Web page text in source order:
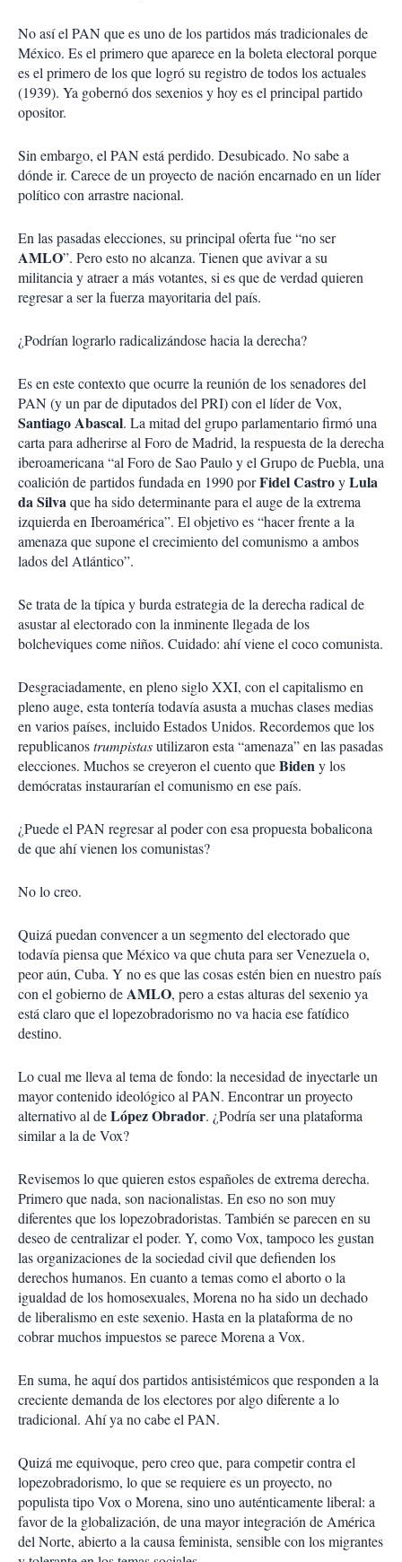
No así el PAN que es uno de los partidos más tradicionales de
México. Es el primero que aparece en la boleta electoral porque
es el primero de los que logró su registro de todos los actuales
(1939). Ya gobernó dos sexenios y hoy es el principal partido
opositor.
Sin embargo, el PAN está perdido. Desubicado. No sabe a
dónde ir. Carece de un proyecto de nación encarnado en un líder
político con arrastre nacional.
En las pasadas elecciones, su principal oferta fue “no ser
AMLO”. Pero esto no alcanza. Tienen que avivar a su
militancia y atraer a más votantes, si es que de verdad quieren
regresar a ser la fuerza mayoritaria del país.
¿Podrían lograrlo radicalizándose hacia la derecha?
Es en este contexto que ocurre la reunión de los senadores del
PAN (y un par de diputados del PRI) con el líder de Vox,
Santiago Abascal. La mitad del grupo parlamentario firmó una
carta para adherirse al Foro de Madrid, la respuesta de la derecha
iberoamericana “al Foro de Sao Paulo y el Grupo de Puebla, una
coalición de partidos fundada en 1990 porFidel CastroyLula
da Silvaque ha sido determinante para el auge de la extrema
izquierda en Iberoamérica”. El objetivo es “hacer frente a la
amenaza que supone el crecimiento del comunismo a ambos
lados del Atlántico”.
Se trata de la típica y burda estrategia de la derecha radical de
asustar al electorado con la inminente llegada de los
bolcheviques come niños. Cuidado: ahí viene el coco comunista.
Desgraciadamente, en pleno siglo XXI, con el capitalismo en
pleno auge, esta tontería todavía asusta a muchas clases medias
en varios países, incluido Estados Unidos. Recordemos que los
republicanostrumpistasutilizaron esta “amenaza” en las pasadas
elecciones. Muchos se creyeron el cuento queBideny los
demócratas instaurarían el comunismo en ese país.
¿Puede el PAN regresar al poder con esa propuesta bobalicona
de que ahí vienen los comunistas?
No lo creo.
Quizá puedan convencer a un segmento del electorado que
todavía piensa que México va que chuta para ser Venezuela o,
peor aún, Cuba. Y no es que las cosas estén bien en nuestro país
con el gobierno deAMLO, pero a estas alturas del sexenio ya
está claro que el lopezobradorismo no va hacia ese fatídico
destino.
Lo cual me lleva al tema de fondo: la necesidad de inyectarle un
mayor contenido ideológico al PAN. Encontrar un proyecto
alternativo al deLópez Obrador. ¿Podría ser una plataforma
similar a la de Vox?
Revisemos lo que quieren estos españoles de extrema derecha.
Primero que nada, son nacionalistas. En eso no son muy
diferentes que los lopezobradoristas. También se parecen en su
deseo de centralizar el poder. Y, como Vox, tampoco les gustan
las organizaciones de la sociedad civil que defienden los
derechos humanos. En cuanto a temas como el aborto o la
igualdad de los homosexuales, Morena no ha sido un dechado
de liberalismo en este sexenio. Hasta en la plataforma de no
cobrar muchos impuestos se parece Morena a Vox.
En suma, he aquí dos partidos antisistémicos que responden a la
creciente demanda de los electores por algo diferente a lo
tradicional. Ahí ya no cabe el PAN.
Quizá me equivoque, pero creo que, para competir contra el
lopezobradorismo, lo que se requiere es un proyecto, no
populista tipo Vox o Morena, sino uno auténticamente liberal: a
favor de la globalización, de una mayor integración de América
del Norte, abierto a la causa feminista, sensible con los migrantes